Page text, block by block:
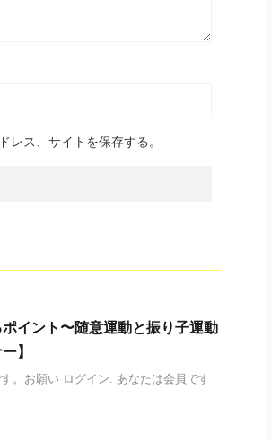
レス、サイトを保存する。
イント〜随意運動と振り子運動
】
。お願い ログイン. あなたは会員です